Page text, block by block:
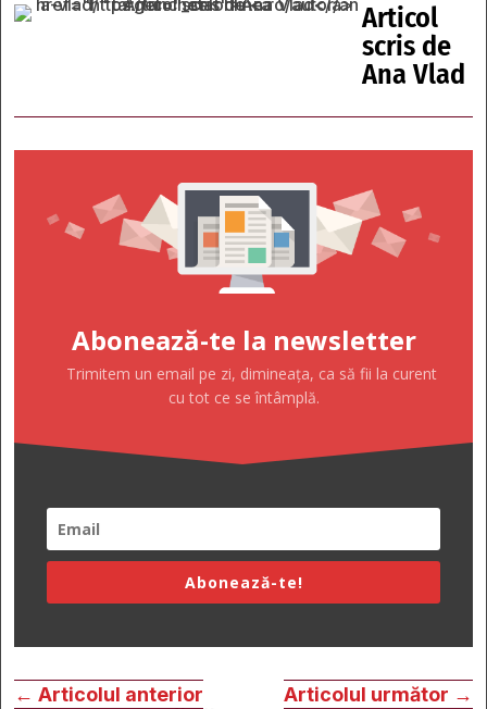
Articol
scris de
Ana Vlad
Abonează-te la newsletter
Trimitem un email pe zi, dimineața, ca să fii la curent
cu tot ce se întâmplă.
Abonează-te!
← Articolul anterior Articolul următor →